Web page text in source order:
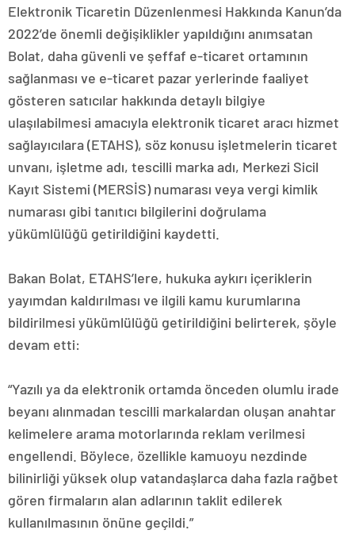
Elektronik Ticaretin Düzenlenmesi Hakkında Kanun’da
2022’de önemli değişiklikler yapıldığını anımsatan
Bolat, daha güvenli ve şeffaf e-ticaret ortamının
sağlanması ve e-ticaret pazar yerlerinde faaliyet
gösteren satıcılar hakkında detaylı bilgiye
ulaşılabilmesi amacıyla elektronik ticaret aracı hizmet
sağlayıcılara (ETAHS), söz konusu işletmelerin ticaret
unvanı, işletme adı, tescilli marka adı, Merkezi Sicil
Kayıt Sistemi (MERSİS) numarası veya vergi kimlik
numarası gibi tanıtıcı bilgilerini doğrulama
yükümlülüğü getirildiğini kaydetti.
Bakan Bolat, ETAHS’lere, hukuka aykırı içeriklerin
yayımdan kaldırılması ve ilgili kamu kurumlarına
bildirilmesi yükümlülüğü getirildiğini belirterek, şöyle
devam etti:
“Yazılı ya da elektronik ortamda önceden olumlu irade
beyanı alınmadan tescilli markalardan oluşan anahtar
kelimelere arama motorlarında reklam verilmesi
engellendi. Böylece, özellikle kamuoyu nezdinde
bilinirliği yüksek olup vatandaşlarca daha fazla rağbet
gören firmaların alan adlarının taklit edilerek
kullanılmasının önüne geçildi.”